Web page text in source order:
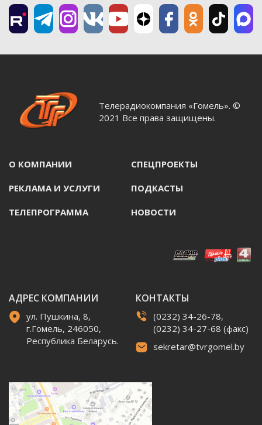
Телерадиокомпания «Гомель». ©
2021 Все права защищены.
О КОМПАНИИ СПЕЦПРОЕКТЫ
РЕКЛАМА И УСЛУГИ ПОДКАСТЫ
ТЕЛЕПРОГРАММА НОВОСТИ
АДРЕС КОМПАНИИ
ул. Пушкина, 8,
г.Гомель, 246050,
Республика Беларусь.
КОНТАКТЫ
(0232) 34-26-78,
(0232) 34-27-68 (факс)
sekretar@tvrgomel.by